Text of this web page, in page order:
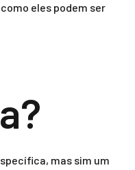
eles podem ser
mas sim um